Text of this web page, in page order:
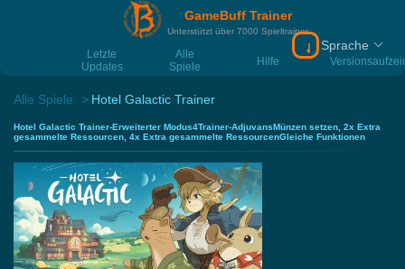
GameBuff Trainer
Unterstützt über 7000 Spieltrainer
Letzte
Updates
Alle
Spiele
Hilfe
Download
Sprache
Alle Spiele Hotel Galactic Trainer
Hotel Galactic Trainer-Erweiterter Modus4Trainer-AdjuvansMünzen setzen, 2x Extra
gesammelte Ressourcen, 4x Extra gesammelte RessourcenGleiche Funktionen